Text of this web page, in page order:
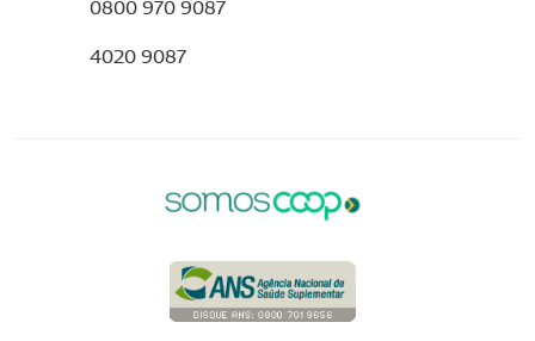
0800 970 9087
4020 9087